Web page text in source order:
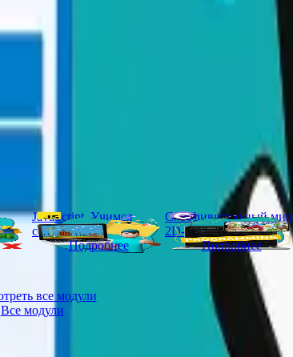
JavaScript. Учимся
создавать игры
Подробнее
C#. Удивительный мир
2D-игр
Подробнее
все модули
Все модули